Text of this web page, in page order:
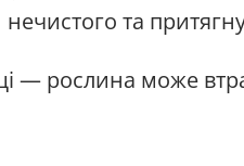
та
— рослина може